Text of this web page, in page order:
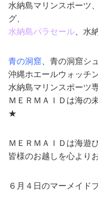
水納島マリンスポーツ、
グ、
水納島パラセール 、水
青の洞窟 、青の洞窟シ
沖縄ホエールウォッチ
水納島マリンスポーツ
ＭＥＲＭＡＩＤは海の
★
ＭＥＲＭＡＩＤは海遊
皆様のお越しを心より
６月４日のマーメイド